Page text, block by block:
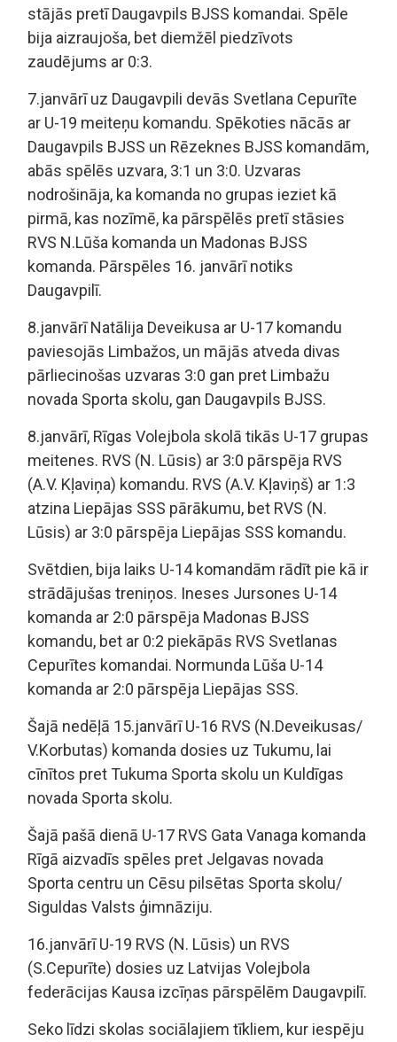
stājās pretī Daugavpils BJSS komandai. Spēle
bija aizraujoša, bet diemžēl piedzīvots
zaudējums ar 0:3.
7.janvārī uz Daugavpili devās Svetlana Cepurīte
ar U-19 meiteņu komandu. Spēkoties nācās ar
Daugavpils BJSS un Rēzeknes BJSS komandām,
abās spēlēs uzvara, 3:1 un 3:0. Uzvaras
nodrošināja, ka komanda no grupas ieziet kā
pirmā, kas nozīmē, ka pārspēlēs pretī stāsies
RVS N.Lūša komanda un Madonas BJSS
komanda. Pārspēles 16. janvārī notiks
Daugavpilī.
8.janvārī Natālija Deveikusa ar U-17 komandu
paviesojās Limbažos, un mājās atveda divas
pārliecinošas uzvaras 3:0 gan pret Limbažu
novada Sporta skolu, gan Daugavpils BJSS.
8.janvārī, Rīgas Volejbola skolā tikās U-17 grupas
meitenes. RVS (N. Lūsis) ar 3:0 pārspēja RVS
(A.V. Kļaviņa) komandu. RVS (A.V. Kļaviņš) ar 1:3
atzina Liepājas SSS pārākumu, bet RVS (N.
Lūsis) ar 3:0 pārspēja Liepājas SSS komandu.
Svētdien, bija laiks U-14 komandām rādīt pie kā ir
strādājušas treniņos. Ineses Jursones U-14
komanda ar 2:0 pārspēja Madonas BJSS
komandu, bet ar 0:2 piekāpās RVS Svetlanas
Cepurītes komandai. Normunda Lūša U-14
komanda ar 2:0 pārspēja Liepājas SSS.
Šajā nedēļā 15.janvārī U-16 RVS (N.Deveikusas/
V.Korbutas) komanda dosies uz Tukumu, lai
cīnītos pret Tukuma Sporta skolu un Kuldīgas
novada Sporta skolu.
Šajā pašā dienā U-17 RVS Gata Vanaga komanda
Rīgā aizvadīs spēles pret Jelgavas novada
Sporta centru un Cēsu pilsētas Sporta skolu/
Siguldas Valsts ģimnāziju.
16.janvārī U-19 RVS (N. Lūsis) un RVS
(S.Cepurīte) dosies uz Latvijas Volejbola
federācijas Kausa izcīņas pārspēlēm Daugavpilī.
Seko līdzi skolas sociālajiem tīkliem, kur iespēju